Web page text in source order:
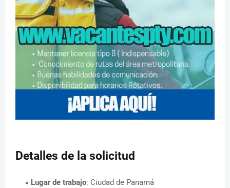
Detalles de la solicitud
Lugar de trabajo: Ciudad de Panamá